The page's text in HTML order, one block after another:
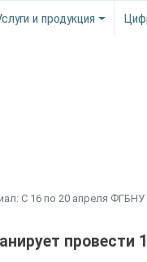
и продукция
С 16 по 20 апреля